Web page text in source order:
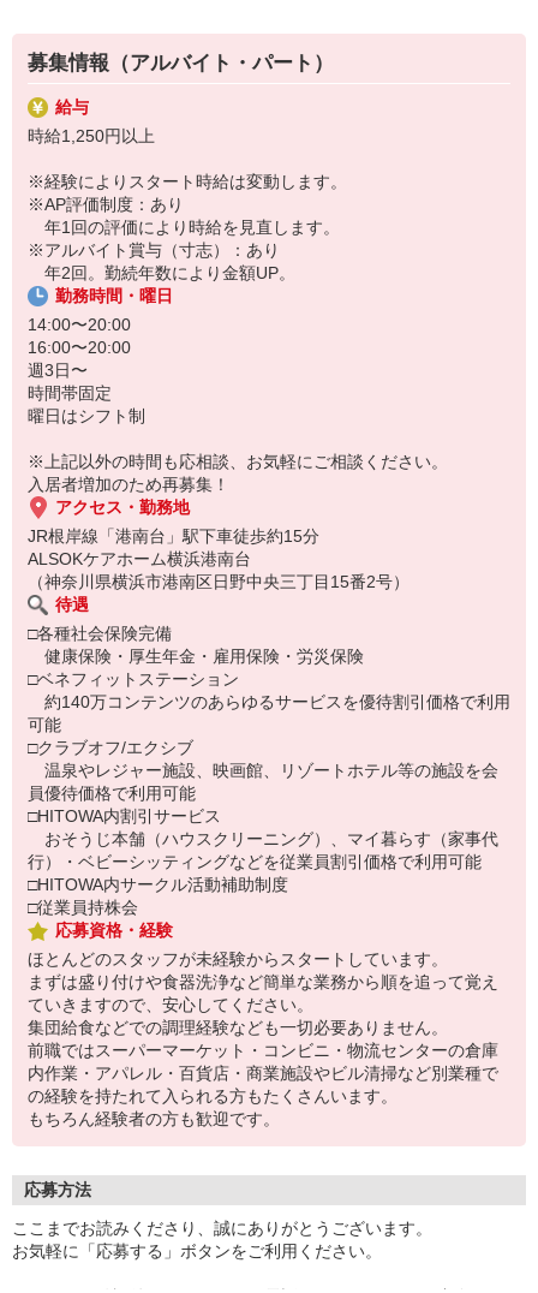
給食運営を行う業界大手。
地域に根ざしたサービスを展開し、安心・安全な食事づくりを支
えています。
募集情報（アルバイト・パート）
給与
時給1,250円以上
※経験によりスタート時給は変動します。
※AP評価制度：あり
年1回の評価により時給を見直します。
※アルバイト賞与（寸志）：あり
年2回。勤続年数により金額UP。
勤務時間・曜日
14:00〜20:00
16:00〜20:00
週3日〜
時間帯固定
曜日はシフト制
※上記以外の時間も応相談、お気軽にご相談ください。
入居者増加のため再募集！
アクセス・勤務地
JR根岸線「港南台」駅下車徒歩約15分
ALSOKケアホーム横浜港南台
（神奈川県横浜市港南区日野中央三丁目15番2号）
待遇
□各種社会保険完備
健康保険・厚生年金・雇用保険・労災保険
□ベネフィットステーション
約140万コンテンツのあらゆるサービスを優待割引価格で利用
可能
□クラブオフ/エクシブ
温泉やレジャー施設、映画館、リゾートホテル等の施設を会
員優待価格で利用可能
□HITOWA内割引サービス
おそうじ本舗（ハウスクリーニング）、マイ暮らす（家事代
行）・ベビーシッティングなどを従業員割引価格で利用可能
□HITOWA内サークル活動補助制度
□従業員持株会
応募資格・経験
ほとんどのスタッフが未経験からスタートしています。
まずは盛り付けや食器洗浄など簡単な業務から順を追って覚え
ていきますので、安心してください。
集団給食などでの調理経験なども一切必要ありません。
前職ではスーパーマーケット・コンビニ・物流センターの倉庫
内作業・アパレル・百貨店・商業施設やビル清掃など別業種で
の経験を持たれて入られる方もたくさんいます。
もちろん経験者の方も歓迎です。
応募方法
ここまでお読みくださり、誠にありがとうございます。
お気軽に「応募する」ボタンをご利用ください。